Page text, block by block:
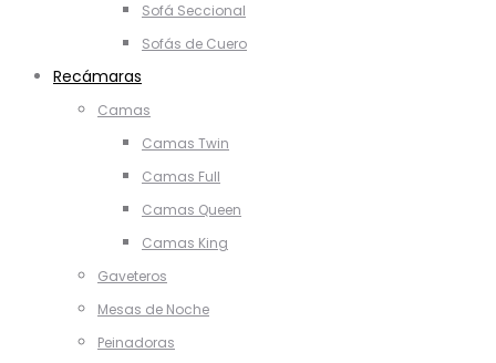
Sofá Seccional
Sofás de Cuero
Recámaras
Camas
Camas Twin
Camas Full
Camas Queen
Camas King
Gaveteros
Mesas de Noche
Peinadoras